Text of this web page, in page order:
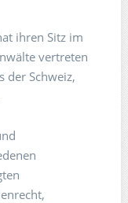
ihren Sitz im
vertreten
der Schweiz,